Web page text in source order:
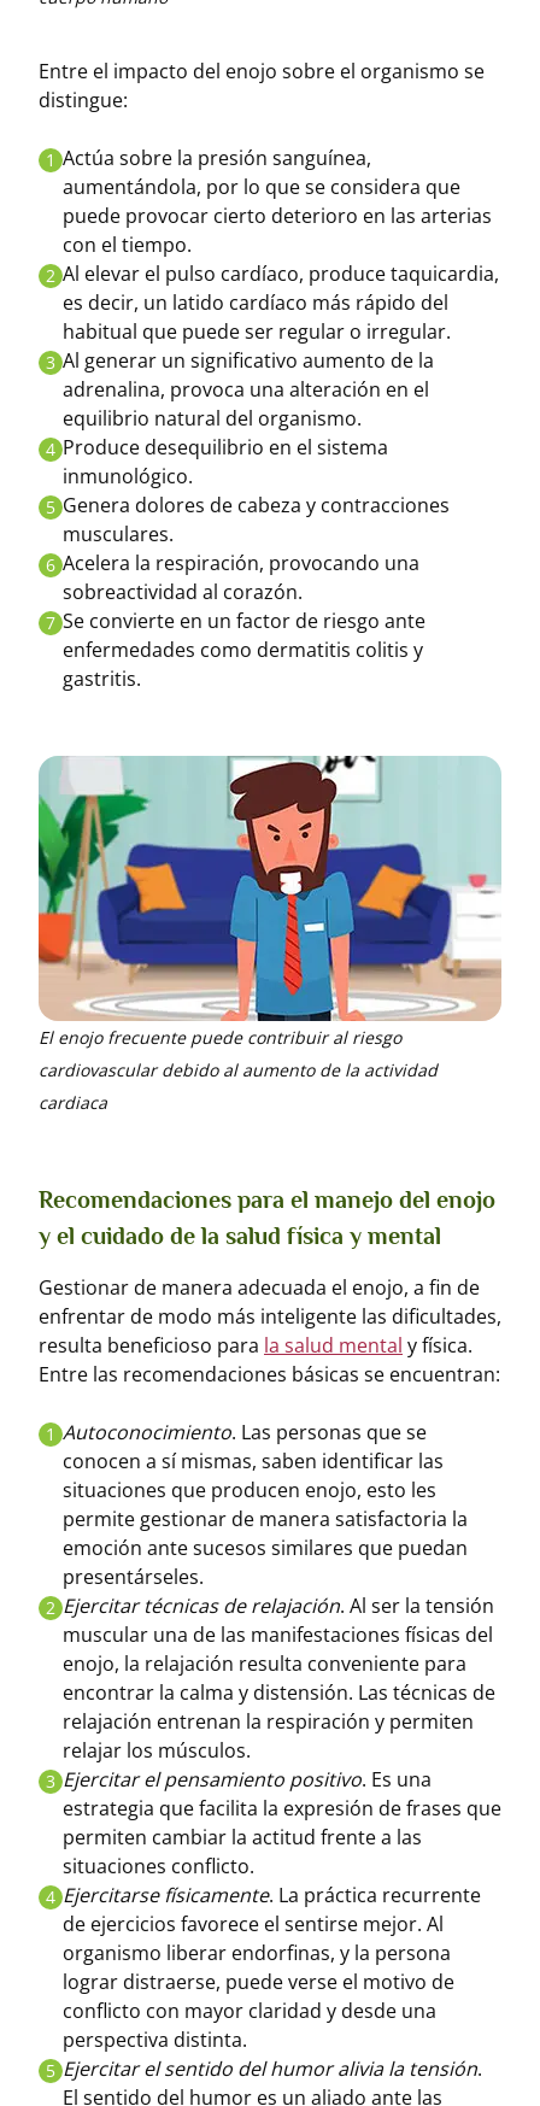
Entre el impacto del enojo sobre el organismo se
distingue:
1 Actúa sobre la presión sanguínea,
aumentándola, por lo que se considera que
puede provocar cierto deterioro en las arterias
con el tiempo.
2 Al elevar el pulso cardíaco, produce taquicardia,
es decir, un latido cardíaco más rápido del
habitual que puede ser regular o irregular.
3 Al generar un significativo aumento de la
adrenalina, provoca una alteración en el
equilibrio natural del organismo.
4 Produce desequilibrio en el sistema
inmunológico.
5 Genera dolores de cabeza y contracciones
musculares.
6 Acelera la respiración, provocando una
sobreactividad al corazón.
7 Se convierte en un factor de riesgo ante
enfermedades como dermatitis colitis y
gastritis.
El enojo frecuente puede contribuir al riesgo
cardiovascular debido al aumento de la actividad
cardiaca
Recomendaciones para el manejo del enojo
y el cuidado de la salud física y mental
Gestionar de manera adecuada el enojo, a fin de
enfrentar de modo más inteligente las dificultades,
resulta beneficioso para la salud mental y física.
Entre las recomendaciones básicas se encuentran:
1 Autoconocimiento. Las personas que se
conocen a sí mismas, saben identificar las
situaciones que producen enojo, esto les
permite gestionar de manera satisfactoria la
emoción ante sucesos similares que puedan
presentárseles.
2 Ejercitar técnicas de relajación. Al ser la tensión
muscular una de las manifestaciones físicas del
enojo, la relajación resulta conveniente para
encontrar la calma y distensión. Las técnicas de
relajación entrenan la respiración y permiten
relajar los músculos.
3 Ejercitar el pensamiento positivo. Es una
estrategia que facilita la expresión de frases que
permiten cambiar la actitud frente a las
situaciones conflicto.
4 Ejercitarse físicamente. La práctica recurrente
de ejercicios favorece el sentirse mejor. Al
organismo liberar endorfinas, y la persona
lograr distraerse, puede verse el motivo de
conflicto con mayor claridad y desde una
perspectiva distinta.
5 Ejercitar el sentido del humor alivia la tensión.
El sentido del humor es un aliado ante las